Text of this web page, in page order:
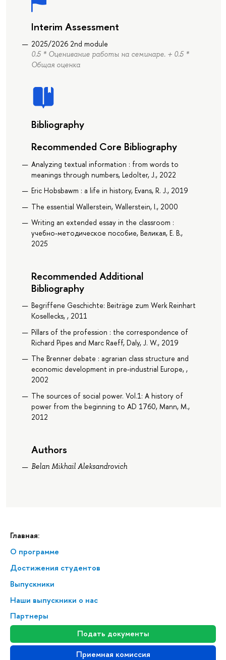
Главная:
О программе
Достижения студентов
Выпускники
Наши выпускники о нас
Партнеры
Подать документы
Приемная комиссия
Interim Assessment
2025/2026 2nd module
0.5 * Оценивание работы на семинаре. + 0.5 *
Общая оценка
Bibliography
Recommended Core Bibliography
Analyzing textual information : from words to
meanings through numbers, Ledolter, J., 2022
Eric Hobsbawm : a life in history, Evans, R. J., 2019
The essential Wallerstein, Wallerstein, I., 2000
Writing an extended essay in the classroom :
учебно-методическое пособие, Великая, Е. В.,
2025
Recommended Additional
Bibliography
Begriffene Geschichte: Beiträge zum Werk Reinhart
Kosellecks, , 2011
Pillars of the profession : the correspondence of
Richard Pipes and Marc Raeff, Daly, J. W., 2019
The Brenner debate : agrarian class structure and
economic development in pre-industrial Europe, ,
2002
The sources of social power. Vol.1: A history of
power from the beginning to AD 1760, Mann, M.,
2012
Authors
Belan Mikhail Aleksandrovich